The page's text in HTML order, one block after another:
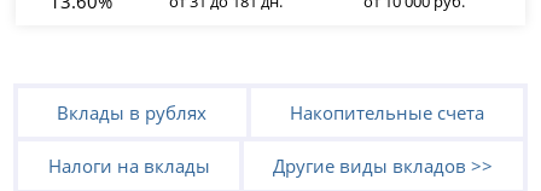
Вклады в рублях Накопительные счета
Налоги на вклады Другие виды вкладов >>